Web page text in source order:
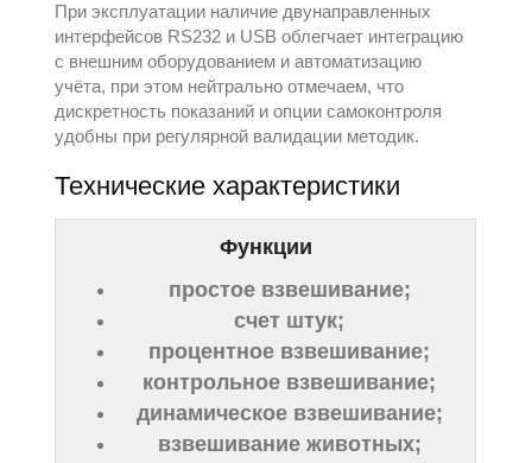
При эксплуатации наличие двунаправленных
интерфейсов RS232 и USB облегчает интеграцию
с внешним оборудованием и автоматизацию
учёта, при этом нейтрально отмечаем, что
дискретность показаний и опции самоконтроля
удобны при регулярной валидации методик.
Технические характеристики
Функции
простое взвешивание;
счет штук;
процентное взвешивание;
контрольное взвешивание;
динамическое взвешивание;
взвешивание животных;